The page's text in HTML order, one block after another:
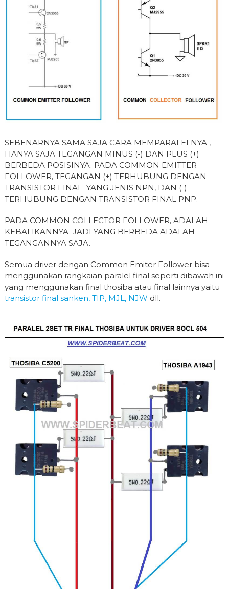
SEBENARNYA SAMA SAJA CARA MEMPARALELNYA ,
HANYA SAJA TEGANGAN MINUS (-) DAN PLUS (+)
BERBEDA POSISINYA. PADA COMMON EMITTER
FOLLOWER, TEGANGAN (+) TERHUBUNG DENGAN
TRANSISTOR FINAL YANG JENIS NPN, DAN (-)
TERHUBUNG DENGAN TRANSISTOR FINAL PNP.
PADA COMMON COLLECTOR FOLLOWER, ADALAH
KEBALIKANNYA. JADI YANG BERBEDA ADALAH
TEGANGANNYA SAJA.
Semua driver dengan Common Emiter Follower bisa
menggunakan rangkaian paralel final seperti dibawah ini
yang menggunakan final thosiba atau final lainnya yaitu
transistor final sanken, TIP, MJL, NJW dll.